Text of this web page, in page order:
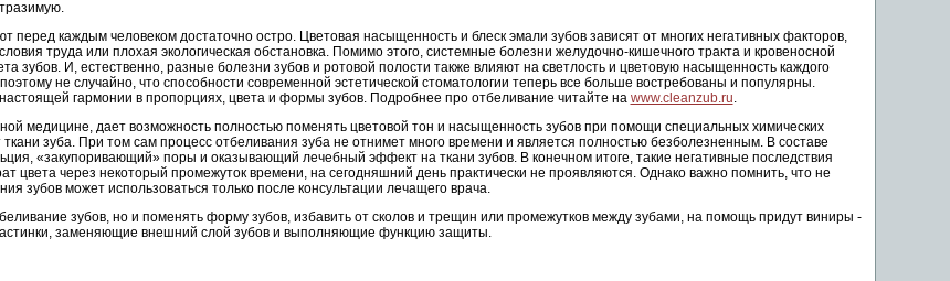
каждым человеком достаточно остро. Цветовая насыщенность и блеск эмали зубов зависят от многих негативных факторов,
труда или плохая экологическая обстановка. Помимо этого, системные болезни желудочно-кишечного тракта и кровеносной
зубов. И, естественно, разные болезни зубов и ротовой полости также влияют на светлость и цветовую насыщенность каждого
не случайно, что способности современной эстетической стоматологии теперь все больше востребованы и популярны.
гармонии в пропорциях, цвета и формы зубов. Подробнее про отбеливание читайте на www.cleanzub.ru.
медицине, дает возможность полностью поменять цветовой тон и насыщенность зубов при помощи специальных химических
зуба. При том сам процесс отбеливания зуба не отнимет много времени и является полностью безболезненным. В составе
«закупоривающий» поры и оказывающий лечебный эффект на ткани зубов. В конечном итоге, такие негативные последствия
цвета через некоторый промежуток времени, на сегодняшний день практически не проявляются. Однако важно помнить, что не
зубов может использоваться только после консультации лечащего врача.
зубов, но и поменять форму зубов, избавить от сколов и трещин или промежутков между зубами, на помощь придут виниры -
заменяющие внешний слой зубов и выполняющие функцию защиты.